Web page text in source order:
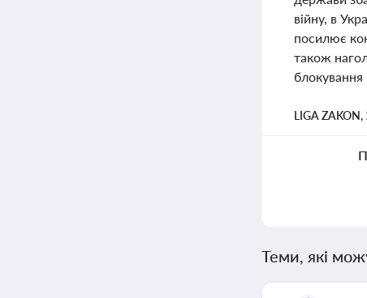
війну, в
посилює
також
блокування
LIGA ZAKON,
Теми, які